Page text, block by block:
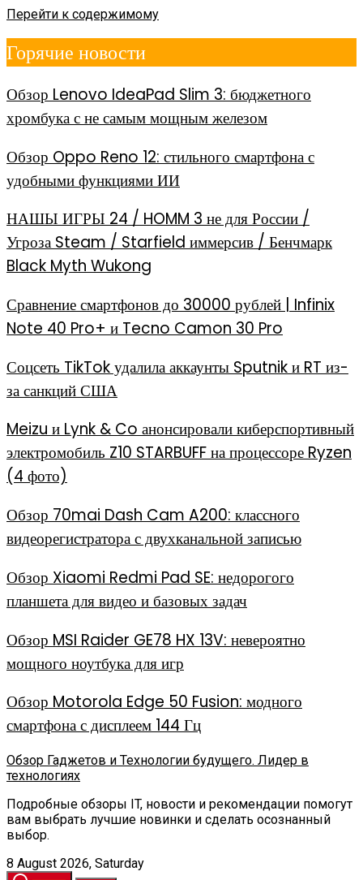
Перейти к содержимому
Горячие новости
Обзор Lenovo IdeaPad Slim 3: бюджетного
хромбука с не самым мощным железом
Обзор Oppo Reno 12: стильного смартфона с
удобными функциями ИИ
НАШЫ ИГРЫ 24 / HOMM 3 не для России /
Угроза Steam / Starfield иммерсив / Бенчмарк
Black Myth Wukong
Сравнение смартфонов до 30000 рублей | Infinix
Note 40 Pro+ и Tecno Camon 30 Pro
Соцсеть TikTok удалила аккаунты Sputnik и RT из-
за санкций США
Meizu и Lynk & Co анонсировали киберспортивный
электромобиль Z10 STARBUFF на процессоре Ryzen
(4 фото)
Обзор 70mai Dash Cam A200: классного
видеорегистратора с двухканальной записью
Обзор Xiaomi Redmi Pad SE: недорогого
планшета для видео и базовых задач
Обзор MSI Raider GE78 HX 13V: невероятно
мощного ноутбука для игр
Обзор Motorola Edge 50 Fusion: модного
смартфона с дисплеем 144 Гц
Обзор Гаджетов и Технологии будущего. Лидер в
технологиях
Подробные обзоры IT, новости и рекомендации помогут
вам выбрать лучшие новинки и сделать осознанный
выбор.
8 August 2026, Saturday